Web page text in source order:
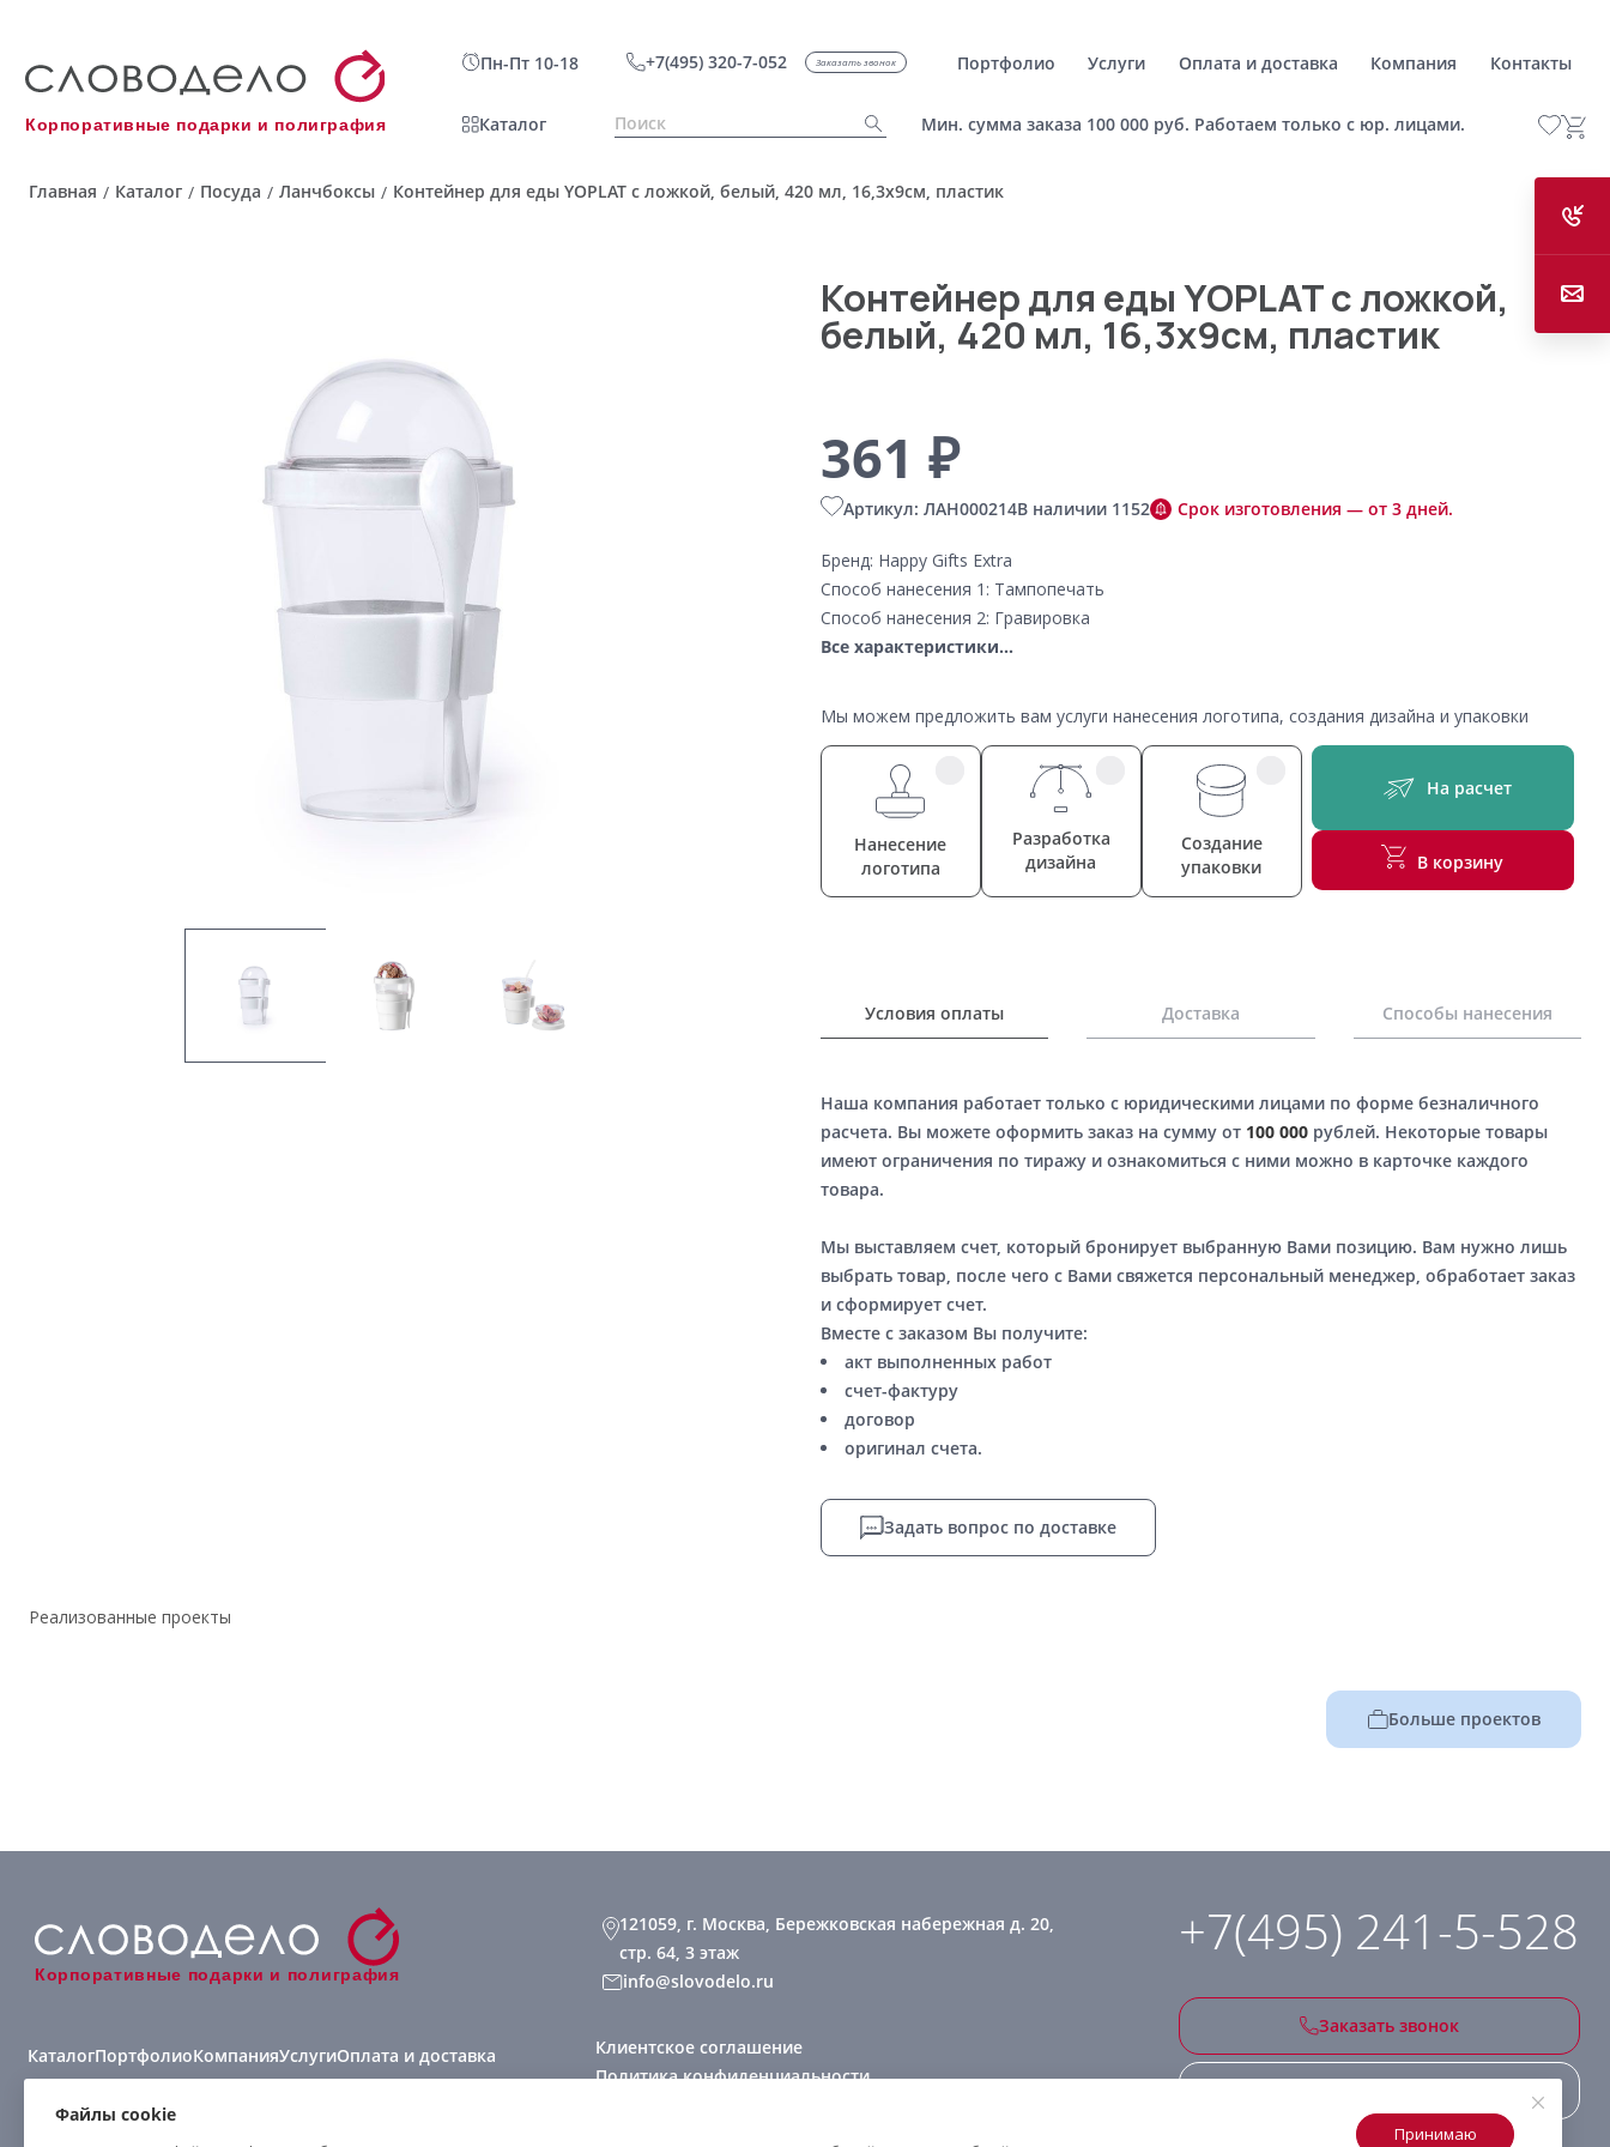
Корпоративные подарки и полиграфия
Пн-Пт 10-18 +7(495) 320-7-052 Заказать звонок Портфолио Услуги Оплата и доставка Компания Контакты
Каталог Мин. сумма заказа 100 000 руб. Работаем только с юр. лицами.
Главная / Каталог / Посуда / Ланчбоксы / Контейнер для еды YOPLAT с ложкой, белый, 420 мл, 16,3х9см, пластик
Контейнер для еды YOPLAT с ложкой,
белый, 420 мл, 16,3х9см, пластик
361 ₽
Артикул: ЛАН000214В наличии 1152 Срок изготовления — от 3 дней.
Бренд: Happy Gifts Extra
Способ нанесения 1: Тампопечать
Способ нанесения 2: Гравировка
Все характеристики...
Мы можем предложить вам услуги нанесения логотипа, создания дизайна и упаковки
Нанесение
логотипа
Разработка
дизайна
Создание
упаковки
На расчет
В корзину
Условия оплаты Доставка Способы нанесения
Наша компания работает только с юридическими лицами по форме безналичного
расчета. Вы можете оформить заказ на сумму от 100 000рублей. Некоторые товары
имеют ограничения по тиражу и ознакомиться с ними можно в карточке каждого
товара.
Мы выставляем счет, который бронирует выбранную Вами позицию. Вам нужно лишь
выбрать товар, после чего с Вами свяжется персональный менеджер, обработает заказ
и сформирует счет.
Вместе с заказом Вы получите:
акт выполненных работ
счет-фактуру
договор
оригинал счета.
Задать вопрос по доставке
Реализованные проекты
Больше проектов
Корпоративные подарки и полиграфия
КаталогПортфолиоКомпанияУслугиОплата и доставка
Виды нанесения
121059, г. Москва, Бережковская набережная д. 20,
стр. 64, 3 этаж
info@slovodelo.ru
+7(495) 241-5-528
Заказать звонок
Клиентское соглашение
Политика конфиденциальности
Файлы cookie
Принимаю